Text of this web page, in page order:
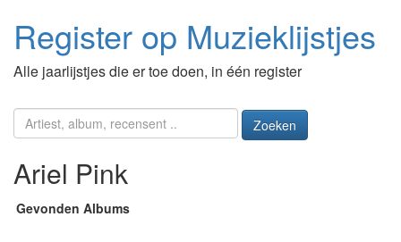
Register op Muzieklijstjes
Alle jaarlijstjes die er toe doen, in één register
Zoeken
Ariel Pink
Gevonden Albums